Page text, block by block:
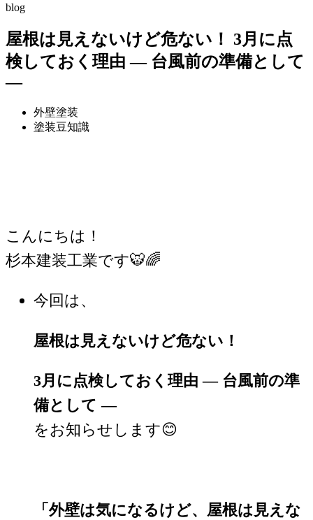
blog
屋根は見えないけど危ない！ 3月に点
検しておく理由 ― 台風前の準備として
―
外壁塗装
塗装豆知識
こんにちは！
杉本建装工業です🐯🌈
今回は、
屋根は見えないけど危ない！
3月に点検しておく理由 ― 台風前の準
備として ―
をお知らせします😊
「外壁は気になるけど、屋根は見えな